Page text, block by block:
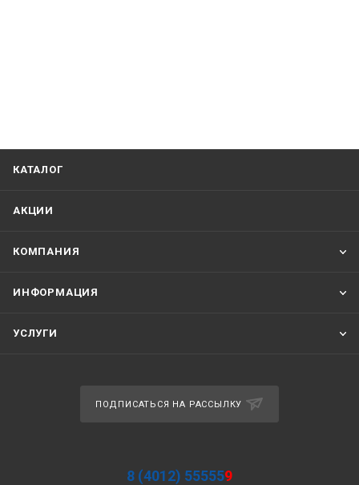
КАТАЛОГ
АКЦИИ
КОМПАНИЯ
ИНФОРМАЦИЯ
УСЛУГИ
ПОДПИСАТЬСЯ НА РАССЫЛКУ
8 (4012) 555559